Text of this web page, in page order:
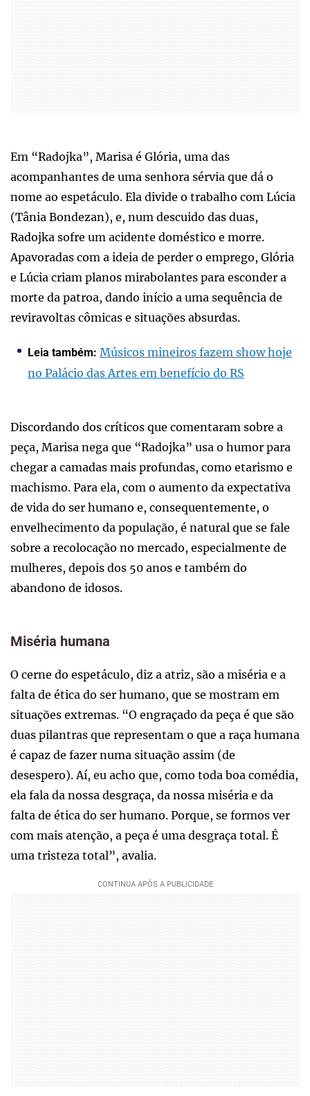
Em “Radojka”, Marisa é Glória, uma das
acompanhantes de uma senhora sérvia que dá o
nome ao espetáculo. Ela divide o trabalho com Lúcia
(Tânia Bondezan), e, num descuido das duas,
Radojka sofre um acidente doméstico e morre.
Apavoradas com a ideia de perder o emprego, Glória
e Lúcia criam planos mirabolantes para esconder a
morte da patroa, dando início a uma sequência de
reviravoltas cômicas e situações absurdas.
Leia também: Músicos mineiros fazem show hoje
no Palácio das Artes em benefício do RS
Discordando dos críticos que comentaram sobre a
peça, Marisa nega que “Radojka” usa o humor para
chegar a camadas mais profundas, como etarismo e
machismo. Para ela, com o aumento da expectativa
de vida do ser humano e, consequentemente, o
envelhecimento da população, é natural que se fale
sobre a recolocação no mercado, especialmente de
mulheres, depois dos 50 anos e também do
abandono de idosos.
Miséria humana
O cerne do espetáculo, diz a atriz, são a miséria e a
falta de ética do ser humano, que se mostram em
situações extremas. “O engraçado da peça é que são
duas pilantras que representam o que a raça humana
é capaz de fazer numa situação assim (de
desespero). Aí, eu acho que, como toda boa comédia,
ela fala da nossa desgraça, da nossa miséria e da
falta de ética do ser humano. Porque, se formos ver
com mais atenção, a peça é uma desgraça total. É
uma tristeza total”, avalia.